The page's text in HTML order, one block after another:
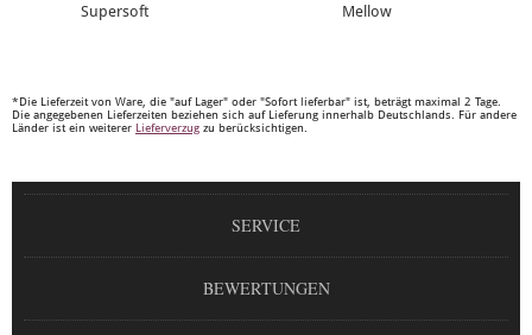
Supersoft
Mellow
*Die Lieferzeit von Ware, die "auf Lager" oder "Sofort lieferbar" ist, beträgt maximal 2 Tage.
Die angegebenen Lieferzeiten beziehen sich auf Lieferung innerhalb Deutschlands. Für andere
Länder ist ein weiterer Lieferverzug zu berücksichtigen.
SERVICE
BEWERTUNGEN